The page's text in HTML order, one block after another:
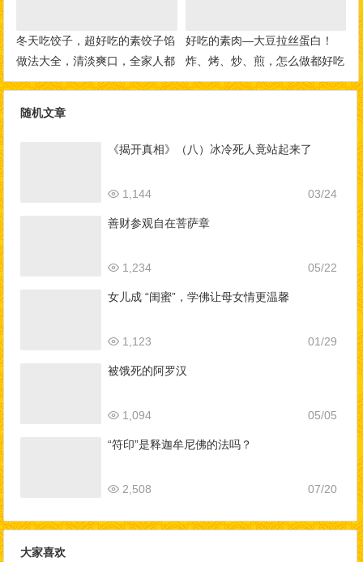
冬天吃饺子，超好吃的素饺子馅
做法大全，清淡爽口，全家人都
爱吃！
好吃的素肉—大豆拉丝蛋白！
炸、烤、炒、煎，怎么做都好吃
随机文章
《揭开真相》（八）冰冷死人竟站起来了
03/24
1,144
善财参观自在菩萨章
05/22
1,234
女儿成 “闺蜜”，学佛让母女情更温馨
01/29
1,123
被饿死的阿罗汉
05/05
1,094
“符印”是释迦牟尼佛的法吗？
07/20
2,508
大家喜欢